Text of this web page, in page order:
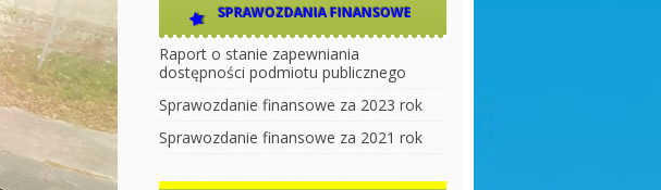
SPRAWOZDANIA FINANSOWE
Raport o stanie zapewniania
dostępności podmiotu publicznego
Sprawozdanie finansowe za 2023 rok
Sprawozdanie finansowe za 2021 rok